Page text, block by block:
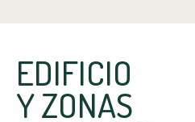
EDIFICIO
Y ZONAS